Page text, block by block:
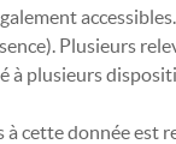
Plusieurs
à plusieurs
à cette donnée